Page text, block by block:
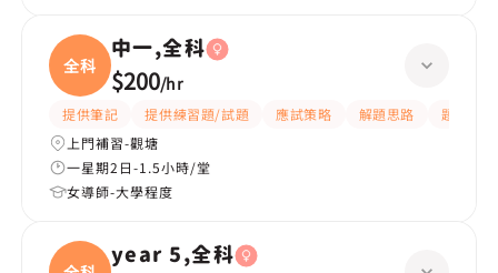
全科
中一,全科
$200/hr
提供筆記 提供練習題/試題 應試策略 解題思路
題目講解
上門補習-觀塘
一星期2日-1.5小時/堂
女導師-大學程度
year 5,全科